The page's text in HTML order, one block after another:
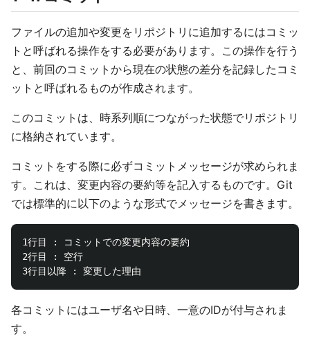
ファイルの追加や変更をリポジトリに追加するにはコミッ
トと呼ばれる操作をする必要があります。この操作を行う
と、前回のコミットから現在の状態の差分を記録したコミ
ットと呼ばれるものが作成されます。
このコミットは、時系列順につながった状態でリポジトリ
に格納されています。
コミットをする際に必ずコミットメッセージが求められま
す。これは、変更内容の要約等を記入するものです。Git
では標準的に以下のような形式でメッセージを書きます。
1行目 : コミットでの変更内容の要約
2行目 : 空行
各コミットにはユーザ名や日時、一意のIDが付与されま
す。